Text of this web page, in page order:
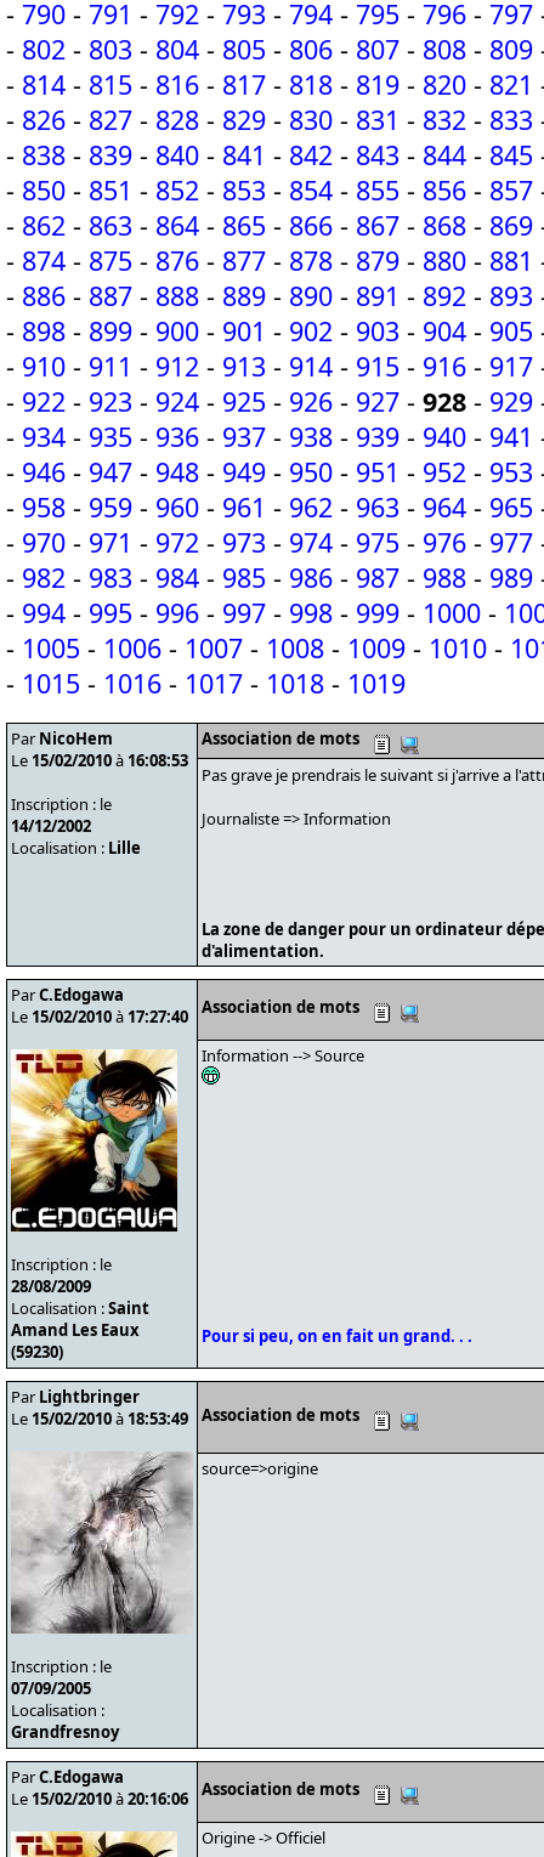
- 790 - 791 - 792 - 793 - 794 - 795 - 796 - 797
- 802 - 803 - 804 - 805 - 806 - 807 - 808 - 809
- 814 - 815 - 816 - 817 - 818 - 819 - 820 - 821
- 826 - 827 - 828 - 829 - 830 - 831 - 832 - 833
- 838 - 839 - 840 - 841 - 842 - 843 - 844 - 845
- 850 - 851 - 852 - 853 - 854 - 855 - 856 - 857
- 862 - 863 - 864 - 865 - 866 - 867 - 868 - 869
- 874 - 875 - 876 - 877 - 878 - 879 - 880 - 881
- 886 - 887 - 888 - 889 - 890 - 891 - 892 - 893
- 898 - 899 - 900 - 901 - 902 - 903 - 904 - 905
- 910 - 911 - 912 - 913 - 914 - 915 - 916 - 917
- 922 - 923 - 924 - 925 - 926 - 927 - 928 - 929
- 934 - 935 - 936 - 937 - 938 - 939 - 940 - 941
- 946 - 947 - 948 - 949 - 950 - 951 - 952 - 953
- 958 - 959 - 960 - 961 - 962 - 963 - 964 - 965
- 970 - 971 - 972 - 973 - 974 - 975 - 976 - 977
- 982 - 983 - 984 - 985 - 986 - 987 - 988 - 989
- 994 - 995 - 996 - 997 - 998 - 999 - 1000 -
- 1005 - 1006 - 1007 - 1008 - 1009 - 1010 -
- 1015 - 1016 - 1017 - 1018 - 1019
Par NicoHem
Le 15/02/2010à 16:08:53
Inscription : le
14/12/2002
Localisation : Lille
Association de mots
Pas grave je prendrais le suivant si j'arrive a
Journaliste => Information
La zone de danger pour un ordinateur
d'alimentation.
ParC.Edogawa
Le 15/02/2010à 17:27:40
Inscription : le
28/08/2009
Localisation :Saint
Amand Les Eaux
(59230)
Association de mots
Information --> Source
Pour si peu, on en fait un grand. . .
Par Lightbringer
Le 15/02/2010à 18:53:49
Inscription : le
07/09/2005
Localisation :
Grandfresnoy
Association de mots
source=>origine
ParC.Edogawa
Le 15/02/2010à20:16:06 Association de mots
Origine -> Officiel